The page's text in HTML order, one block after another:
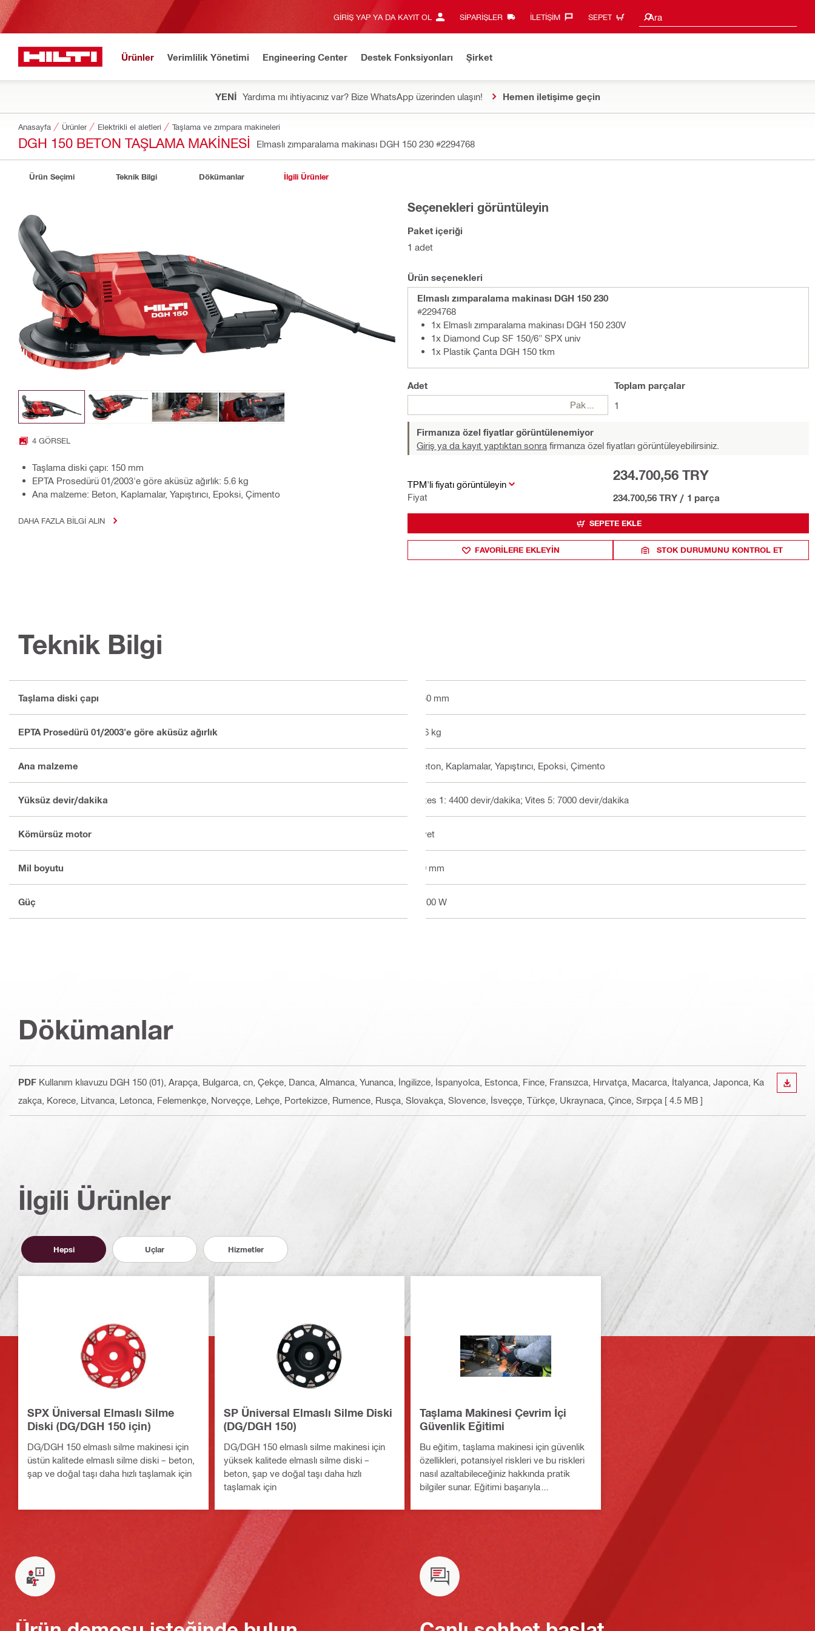
GIRIŞ YAP YA DA KAYIT OL SIPARIŞLER İLETIŞIM‎ SEPET Ara
Arama Önerileri
Ürünler Verimlilik Yönetimi Engineering Center Destek Fonksiyonları Şirket
YENİ Yardıma mı ihtiyacınız var? Bize WhatsApp üzerinden ulaşın! Hemen iletişime geçin
Anasayfa Ürünler Elektrikli el aletleri Taşlama ve zımpara makineleri
DGH 150 BETON TAŞLAMA MAKINESI Elmaslı zımparalama makinası DGH 150 230 #2294768
Ürün Seçimi Teknik Bilgi Dökümanlar İlgili Ürünler
4 GÖRSEL
Taşlama diski çapı: 150 mm
EPTA Prosedürü 01/2003'e göre aküsüz ağırlık: 5.6 kg
Ana malzeme: Beton, Kaplamalar, Yapıştırıcı, Epoksi, Çimento
DAHA FAZLA BILGI ALIN
Seçenekleri görüntüleyin
Paket içeriği
1 adet
Ürün seçenekleri
Elmaslı zımparalama makinası DGH 150 230
#2294768
1x Elmaslı zımparalama makinası DGH 150 230V
1x Diamond Cup SF 150/6" SPX univ
1x Plastik Çanta DGH 150 tkm
Adet
Toplam parçalar
1
Firmanıza özel fiyatlar görüntülenemiyor
Giriş ya da kayıt yaptıktan sonra firmanıza özel fiyatları görüntüleyebilirsiniz.
TPM'li fiyatı görüntüleyin
Fiyat
234.700,56 TRY
234.700,56 TRY / 1 parça
SEPETE EKLE
FAVORILERE EKLEYIN STOK DURUMUNU KONTROL ET
Teknik Bilgi
Taşlama diski çapı 150 mm
EPTA Prosedürü 01/2003'e göre aküsüz ağırlık 5.6 kg
Ana malzeme Beton, Kaplamalar, Yapıştırıcı, Epoksi, Çimento
Yüksüz devir/dakika Vites 1: 4400 devir/dakika; Vites 5: 7000 devir/dakika
Kömürsüz motor Evet
Mil boyutu 19 mm
Güç 2100 W
Dökümanlar
PDF Kullanım klıavuzu DGH 150 (01) , Arapça, Bulgarca, cn, Çekçe, Danca, Almanca, Yunanca, İngilizce, İspanyolca, Estonca, Fince, Fransızca, Hırvatça, Macarca, İtalyanca, Japonca, Ka
zakça, Korece, Litvanca, Letonca, Felemenkçe, Norveççe, Lehçe, Portekizce, Rumence, Rusça, Slovakça, Slovence, İsveççe, Türkçe, Ukraynaca, Çince, Sırpça [ 4.5 MB ]
İNDIR
İlgili Ürünler
Hepsi Uçlar Hizmetler
SPX Üniversal Elmaslı Silme
Diski (DG/DGH 150 için)
DG/DGH 150 elmaslı silme makinesi için
üstün kalitede elmaslı silme diski – beton,
şap ve doğal taşı daha hızlı taşlamak için
SP Üniversal Elmaslı Silme Diski
(DG/DGH 150)
DG/DGH 150 elmaslı silme makinesi için
yüksek kalitede elmaslı silme diski –
beton, şap ve doğal taşı daha hızlı
taşlamak için
Taşlama Makinesi Çevrim İçi
Güvenlik Eğitimi
Bu eğitim, taşlama makinesi için güvenlik
özellikleri, potansiyel riskleri ve bu riskleri
nasıl azaltabileceğiniz hakkında pratik
bilgiler sunar. Eğitimi başarıyla
sertifikası verilir.